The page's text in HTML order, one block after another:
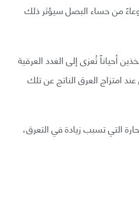
وعاءً من حساء البصل سيؤثر ذلك
أحياناً تُعزى إلى الغدد العرقية
امتزاج العرق الناتج عن تلك
التي تسبب زيادة في التعرق،